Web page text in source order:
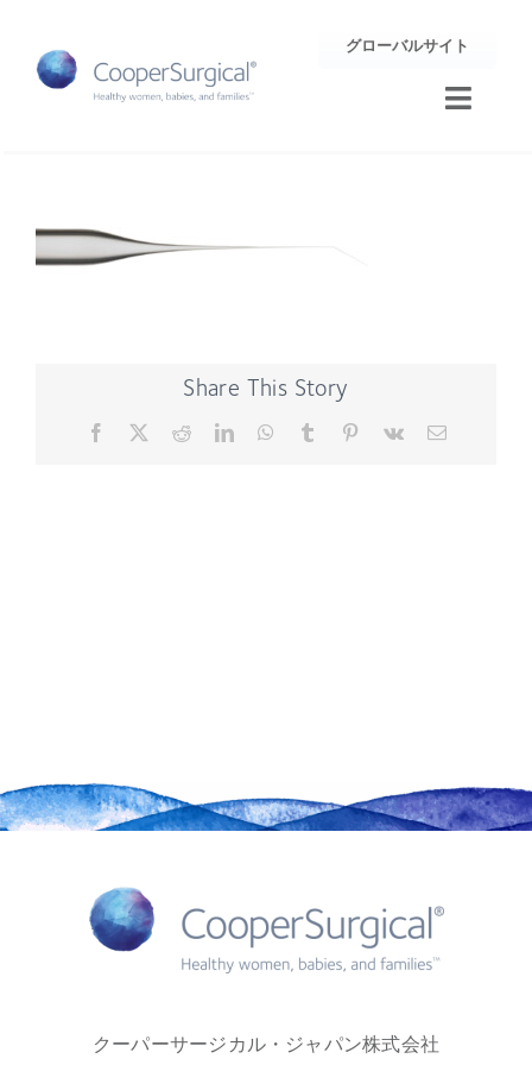
content
グローバルサイト
Toggle
サポート
お問合せ
Share This Story
Facebook RedditLinkedInWhatsApp
Tumblr Pinterest
Vk Email
クーパーサージカル・ジャパン株式会社